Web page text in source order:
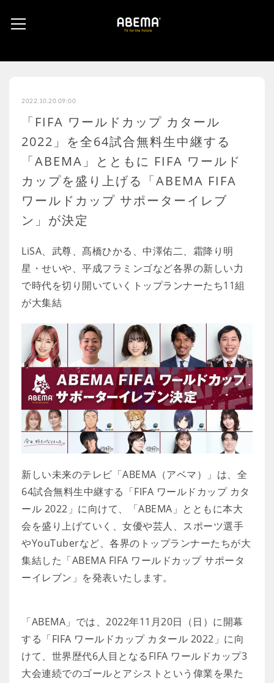
2022.10.20 09:00
「FIFA ワールドカップ カタール
2022」を全64試合無料生中継する
「ABEMA」とともに FIFA ワールド
カップを盛り上げる「ABEMA FIFA
ワールドカップ サポーターイレブ
ン」が決定
LiSA、武尊、髙橋ひかる、中澤佑二、霜降り明
星・せいや、平成フラミンゴなど各界の新しい力
で時代を切り開いていくトップランナーたち11組
が大集結
新しい未来のテレビ「ABEMA（アベマ）」は、全
64試合無料生中継する「FIFA ワールドカップ カタ
ール 2022」に向けて、「ABEMA」とともに本大
会を盛り上げていく、女優や芸人、スポーツ選手
やYouTuberなど、各界のトップランナーたちが大
集結した「ABEMA FIFA ワールドカップ サポータ
ーイレブン」を発表いたします。
「ABEMA」では、2022年11月20日（日）に開幕
する「FIFA ワールドカップ カタール 2022」に向
けて、世界歴代6人目となるFIFA ワールドカップ3
大会連続でのゴールとアシストという偉業を果た